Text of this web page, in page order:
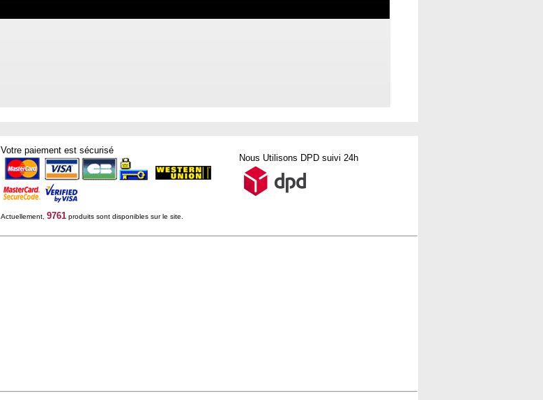
Votre paiement est sécurisé
Nous Utilisons DPD suivi 24h
Actuellement, 9761produits sont disponibles sur le site.